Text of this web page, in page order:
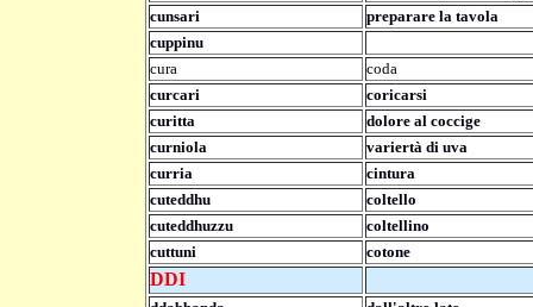
cunsari
preparare la tavola
cuppinu
cura
coda
curcari
coricarsi
curitta
dolore al coccige
curniola
variertà di uva
curria
cintura
cuteddhu
coltello
cuteddhuzzu
coltellino
cuttuni
cotone
DDI